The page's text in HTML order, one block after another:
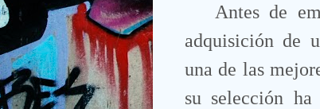
Antes de
adquisición de
una de las
su selección ha